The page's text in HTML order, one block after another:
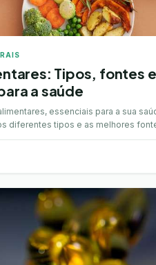
Tipos, fontes e
a saúde
essenciais para a sua
diferentes tipos e as melhores
dieta.